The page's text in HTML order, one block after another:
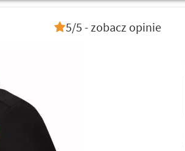
5/5 - zobacz opinie